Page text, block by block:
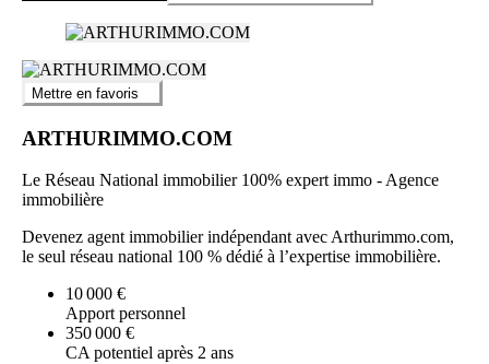
Mettre en favoris
ARTHURIMMO.COM
Le Réseau National immobilier 100% expert immo - Agence
immobilière
Devenez agent immobilier indépendant avec Arthurimmo.com,
le seul réseau national 100 % dédié à l’expertise immobilière.
10 000 €
Apport personnel
350 000 €
CA potentiel après 2 ans